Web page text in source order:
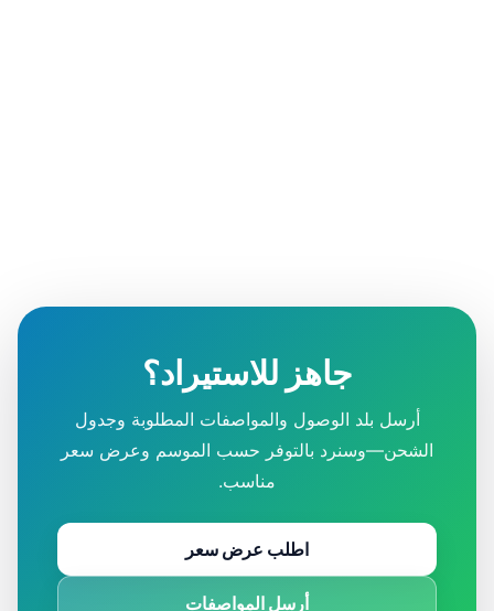
جاهز للاستيراد؟
أرسل بلد الوصول والمواصفات المطلوبة وجدول
الشحن—وسنرد بالتوفر حسب الموسم وعرض سعر
مناسب.
اطلب عرض سعر
أرسل المواصفات